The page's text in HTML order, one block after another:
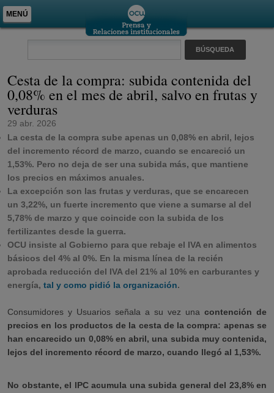
MENÚ
Cesta de la compra: subida contenida del
0,08% en el mes de abril, salvo en frutas y
verduras
29 abr. 2026
La cesta de la compra sube apenas un 0,08% en abril, lejos
del incremento récord de marzo, cuando se encareció un
1,53%. Pero no deja de ser una subida más, que mantiene
los precios en máximos anuales.
La excepción son las frutas y verduras, que se encarecen
un 3,22%, un fuerte incremento que viene a sumarse al del
5,78% de marzo y que coincide con la subida de los
fertilizantes desde la guerra.
OCU insiste al Gobierno para que rebaje el IVA en alimentos
básicos del 4% al 0%. En la misma línea de la recién
aprobada reducción del IVA del 21% al 10% en carburantes y
energía, tal y como pidió la organización.
Consumidores y Usuarios señala a su vez una contención de
precios en los productos de la cesta de la compra: apenas se
han encarecido un 0,08% en abril, una subida muy contenida,
lejos del incremento récord de marzo, cuando llegó al 1,53%.
No obstante, el IPC acumula una subida general del 23,8% en